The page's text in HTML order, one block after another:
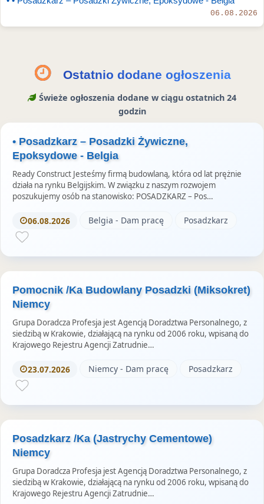
u
t
i
s
06.08.2026
Ostatnio dodane ogłoszenia
Świeże ogłoszenia dodane w ciągu ostatnich 24
godzin
• Posadzkarz – Posadzki Żywiczne,
Epoksydowe - Belgia
Ready Construct Jesteśmy firmą budowlaną, która od lat prężnie
działa na rynku Belgijskim. W związku z naszym rozwojem
poszukujemy osób na stanowisko: POSADZKARZ – Pos…
06.08.2026 Belgia - Dam pracę Posadzkarz
Pomocnik /Ka Budowlany Posadzki (Miksokret)
Niemcy
Grupa Doradcza Profesja jest Agencją Doradztwa Personalnego, z
siedzibą w Krakowie, działającą na rynku od 2006 roku, wpisaną do
Krajowego Rejestru Agencji Zatrudnie…
23.07.2026 Niemcy - Dam pracę Posadzkarz
Posadzkarz /Ka (Jastrychy Cementowe)
Niemcy
Grupa Doradcza Profesja jest Agencją Doradztwa Personalnego, z
siedzibą w Krakowie, działającą na rynku od 2006 roku, wpisaną do
Krajowego Rejestru Agencji Zatrudnie…